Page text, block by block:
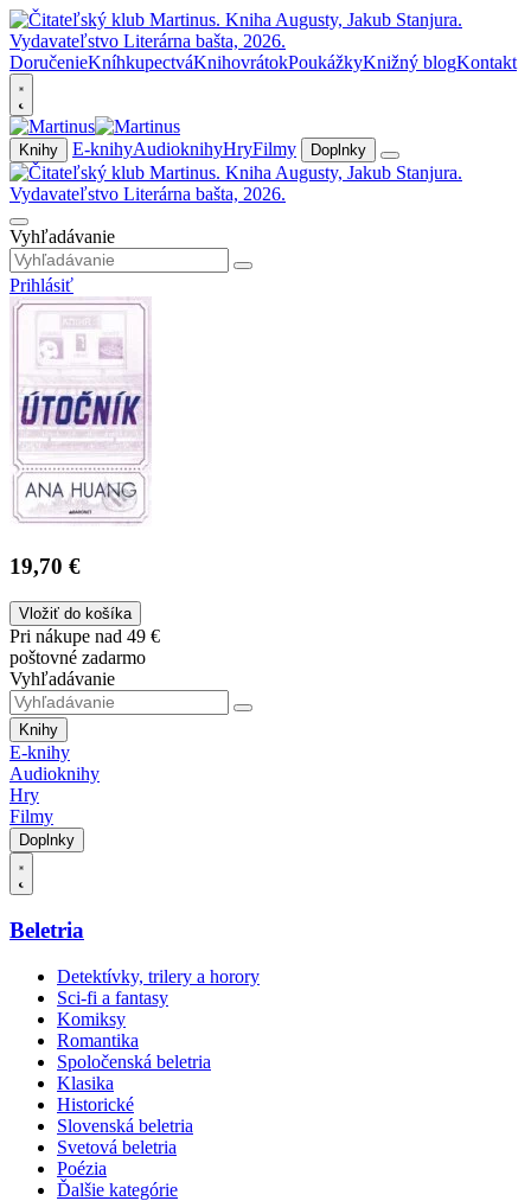
DoručenieKníhkupectváKnihovrátokPoukážkyKnižný blogKontakt
Knihy E-knihyAudioknihyHryFilmy Doplnky
Vyhľadávanie
Prihlásiť
19,70 €
Vložiť do košíka
Pri nákupe nad 49 €
poštovné zadarmo
Vyhľadávanie
Knihy
E-knihy
Audioknihy
Hry
Filmy
Doplnky
Beletria
Detektívky, trilery a horory
Sci-fi a fantasy
Komiksy
Romantika
Spoločenská beletria
Klasika
Historické
Slovenská beletria
Svetová beletria
Poézia
Ďalšie kategórie